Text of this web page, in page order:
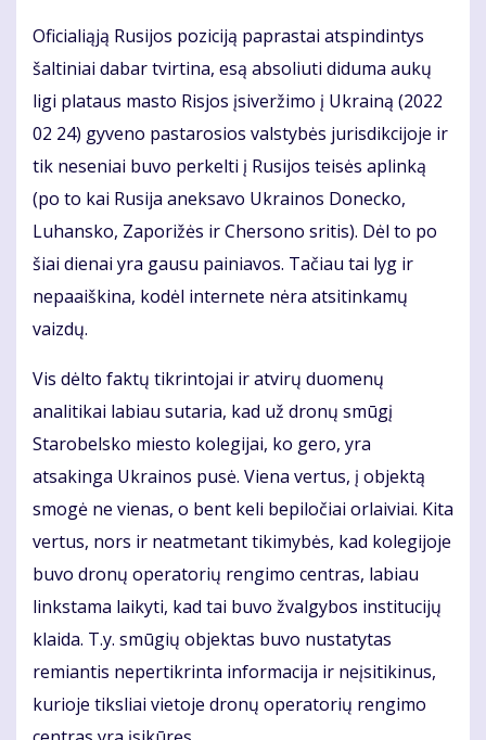
Oficialiąją Rusijos poziciją paprastai atspindintys
šaltiniai dabar tvirtina, esą absoliuti diduma aukų
ligi plataus masto Risjos įsiveržimo į Ukrainą (2022
02 24) gyveno pastarosios valstybės jurisdikcijoje ir
tik neseniai buvo perkelti į Rusijos teisės aplinką
(po to kai Rusija aneksavo Ukrainos Donecko,
Luhansko, Zaporižės ir Chersono sritis). Dėl to po
šiai dienai yra gausu painiavos. Tačiau tai lyg ir
nepaaiškina, kodėl internete nėra atsitinkamų
vaizdų.
Vis dėlto faktų tikrintojai ir atvirų duomenų
analitikai labiau sutaria, kad už dronų smūgį
Starobelsko miesto kolegijai, ko gero, yra
atsakinga Ukrainos pusė. Viena vertus, į objektą
smogė ne vienas, o bent keli bepiločiai orlaiviai. Kita
vertus, nors ir neatmetant tikimybės, kad kolegijoje
buvo dronų operatorių rengimo centras, labiau
linkstama laikyti, kad tai buvo žvalgybos institucijų
klaida. T.y. smūgių objektas buvo nustatytas
remiantis nepertikrinta informacija ir neįsitikinus,
kurioje tiksliai vietoje dronų operatorių rengimo